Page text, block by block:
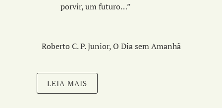
porvir, um futuro…”
Roberto C. P. Junior, O Dia sem Amanhã
LEIA MAIS